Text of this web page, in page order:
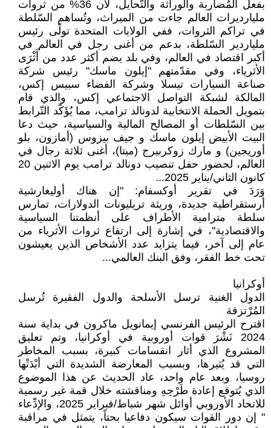
بفعل المُضاربة والوراثة والتّحايل، لأن 36% من ثروات
مليارديرات العالم جاءت من الميراث، وتُساهم السّلطة
في تراكم الثروات، ففي الولايات المتحدة تولّى رئيس
ملياردير السّلطة، بدعم من أغنى رجل في العالم في
أكبر اقتصاد في العالم، وفي بلد يضم أكثر عدد من أَثْرَى
الأثرياء، وفي مقدّمتهم "إيلون ماسك" رئيس شركة
صناعة السيارات تيسلا وشركة الفضاء سبيس إكس،
المالكة لشبكة التواصل الاجتماعي إكس، والذي قام
بتمويل الحملة الانتخابية لدونالد ترامب، مما يُؤَكّد التّرابط
بين السّلطات أو المصالح المالية والسياسية، حيث دعا
البيت الأبيض إيلون ماسك و جيف بيزوس (أمازون، بلو
أوريجين) و مارك زوكربيرج (ميتا)، أغنى ثلاثة رجال في
العالم، لحضور حفل تنصيب دونالد ترامب يوم الاثنين 20
كانون الثاني/يناير 2025...
وَرَدَ في تقرير أوكسفام: "إن هناك أوليغارشية
أرستقراطية جديدة، وريثة تريليونات الدولارات، تمارس
سلطة مترامية الأطراف على أنظمتنا السياسية
والاقتصادية"، في إشارة إلى ارتفاع ثروات الأثرياء من
عام إلى آخر، فيما يتزايد عدد الأشخاص الذين يعيشون
تحت خط الفقر، وفق البنك العالمي...
أوكرانيا
الدول الغنية ترسل الأسلحة والدول الفقيرة تُرسل
المُرْتزقة
اقترح الرئيس الفرنسي إيمانويل ماكرون في بداية سنة
2024 نَشْرَ قوات أوروبية في أوكرانيا، وتم تعليق
المشروع الذي أثار انقسامات كبيرة، بسبب المخاطر
التي قد يُثيرها، وبسبب المعارضة الشديدة التي أبْدَتْها
روسيا، وبعد عام واحد، عاد الحديث عن هذا الموضوع
الذي يُتوقع إعادة طَرْحِهِ ومناقشته خلال قمة غير رسمية
للاتحاد الأوروبي أوائل شهر شباط/فبراير 2025، والإدِّعاء
" إن دور القوات سيكون دفاعيا بحتاً، يتمثل في مراقبة